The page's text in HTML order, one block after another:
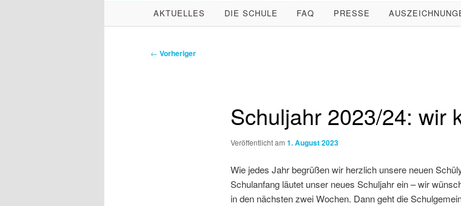
HAUPTMENÜ
ZUM
ZUM
AKTUELLES DIE SCHULE FAQ PRESSE
Beitragsnavigation
← Vorheriger
Schuljahr 2023/24: wir
Veröffentlicht am 1. August 2023
Wie jedes Jahr begrüßen wir herzlich unsere neuen
Schulanfang läutet unser neues Schuljahr ein – wir
in den nächsten zwei Wochen. Dann geht die